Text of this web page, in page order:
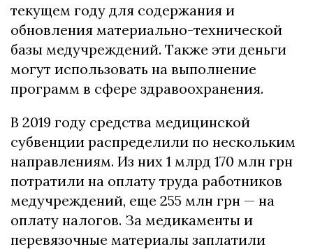
текущем году для содержания и
обновления материально-технической
базы медучреждений. Также эти деньги
могут использовать на выполнение
программ в сфере здравоохранения.
В 2019 году средства медицинской
субвенции распределили по нескольким
направлениям. Из них 1 млрд 170 млн грн
потратили на оплату труда работников
медучреждений, еще 255 млн грн — на
оплату налогов. За медикаменты и
перевязочные материалы заплатили